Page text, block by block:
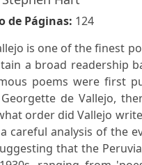
de Páginas: 124
is one of the finest
a broad readership
poems were first
de Vallejo,
order did Vallejo
careful analysis of the
that the